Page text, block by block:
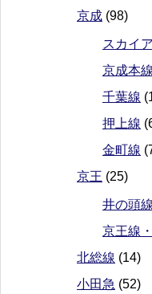
京成 (98)
スカイ
京成本線
千葉線
押上線
金町線
京王 (25)
井の頭線
京王線
北総線 (14)
小田急 (52)